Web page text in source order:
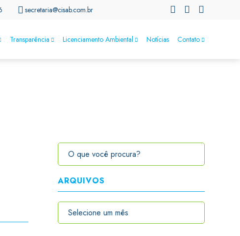
secretaria@cisab.com.br
Transparência Licenciamento Ambiental Notícias Contato
ARQUIVOS